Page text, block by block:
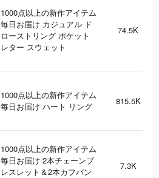
1000点以上の新作アイテム
毎日お届け カジュアル ド
ローストリング ポケット
レター スウェット
74.5K
1000点以上の新作アイテム
毎日お届け ハート リング
815.5K
1000点以上の新作アイテム
毎日お届け 2本チェーンブ
レスレット＆2本カフバン
7.3K